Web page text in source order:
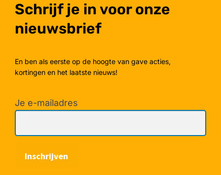
Schrijf je in voor onze
nieuwsbrief
En ben als eerste op de hoogte van gave acties,
kortingen en het laatste nieuws!
Je e-mailadres